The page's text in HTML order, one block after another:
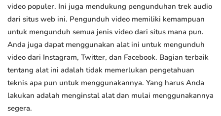
video populer. Ini juga mendukung pengunduhan trek audio
dari situs web ini. Pengunduh video memiliki kemampuan
untuk mengunduh semua jenis video dari situs mana pun.
Anda juga dapat menggunakan alat ini untuk mengunduh
video dari Instagram, Twitter, dan Facebook. Bagian terbaik
tentang alat ini adalah tidak memerlukan pengetahuan
teknis apa pun untuk menggunakannya. Yang harus Anda
lakukan adalah menginstal alat dan mulai menggunakannya
segera.